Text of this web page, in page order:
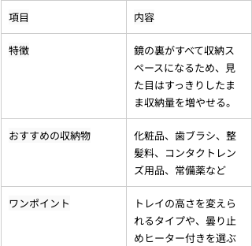
項目 内容
特徴
鏡の裏がすべて収納ス
ペースになるため、見
た目はすっきりしたま
ま収納量を増やせる。
おすすめの収納物
化粧品、歯ブラシ、整
髪料、コンタクトレン
ズ用品、常備薬など
ワンポイント
トレイの高さを変えら
れるタイプや、曇り止
めヒーター付きを選ぶ